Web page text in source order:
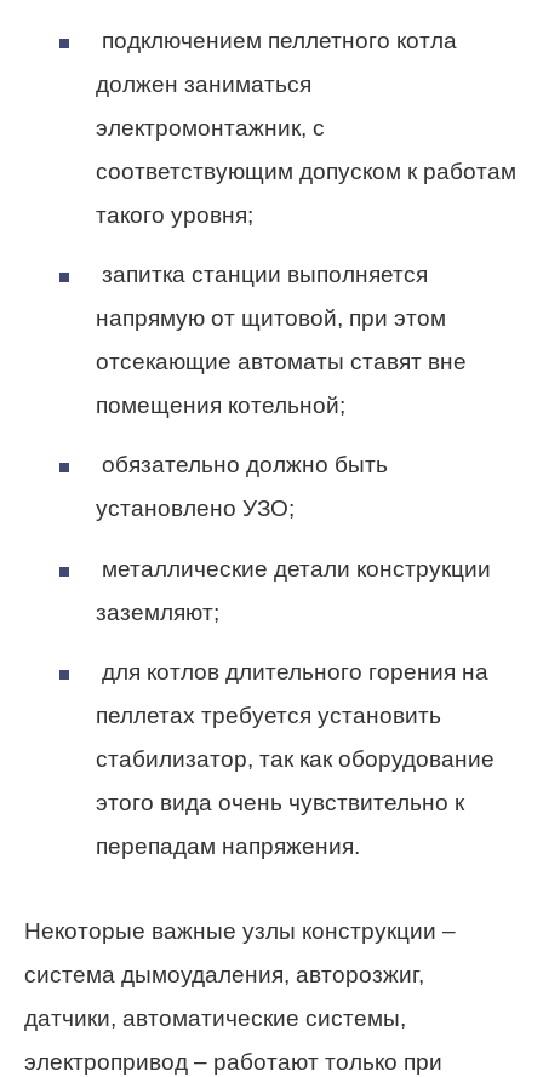
подключением пеллетного котла
должен заниматься
электромонтажник, с
соответствующим допуском к работам
такого уровня;
запитка станции выполняется
напрямую от щитовой, при этом
отсекающие автоматы ставят вне
помещения котельной;
обязательно должно быть
установлено УЗО;
металлические детали конструкции
заземляют;
для котлов длительного горения на
пеллетах требуется установить
стабилизатор, так как оборудование
этого вида очень чувствительно к
перепадам напряжения.
Некоторые важные узлы конструкции –
система дымоудаления, авторозжиг,
датчики, автоматические системы,
электропривод – работают только при